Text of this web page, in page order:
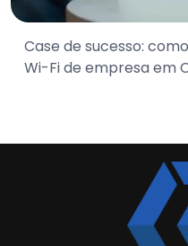
Case de sucesso:
Wi-Fi de empresa em